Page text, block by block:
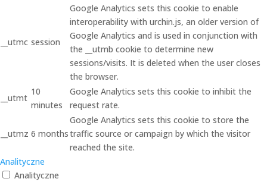
__utmc session
Google Analytics sets this cookie to enable
interoperability with urchin.js, an older version of
Google Analytics and is used in conjunction with
the __utmb cookie to determine new
sessions/visits. It is deleted when the user closes
the browser.
__utmt
10
minutes
Google Analytics sets this cookie to inhibit the
request rate.
__utmz 6 months
Google Analytics sets this cookie to store the
traffic source or campaign by which the visitor
reached the site.
Analityczne
Analityczne